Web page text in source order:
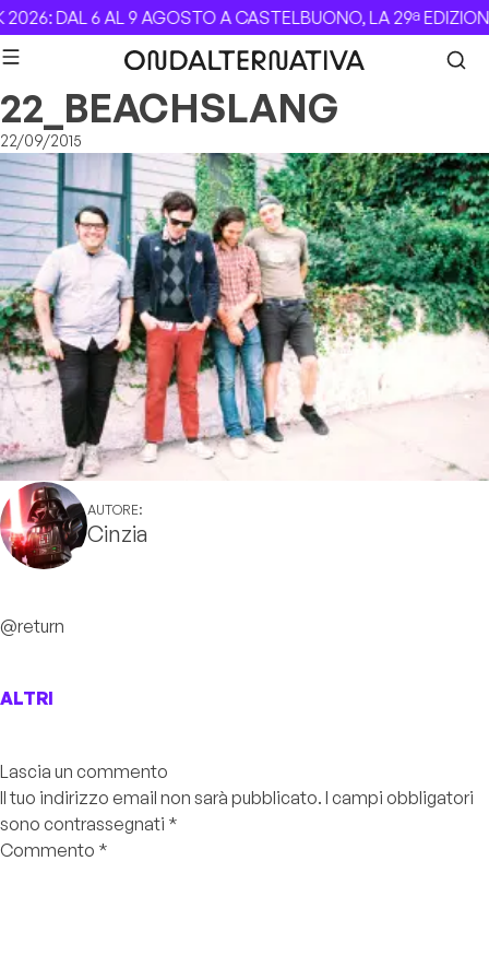
Skip to content
DAL 6 AL 9 AGOSTO A CASTELBUONO, LA 29ª
22_BEACHSLANG
22/09/2015
AUTORE:
Cinzia
@return
ALTRI
Lascia un commento
Il tuo indirizzo email non sarà pubblicato. I campi obbligatori
sono contrassegnati *
Commento *